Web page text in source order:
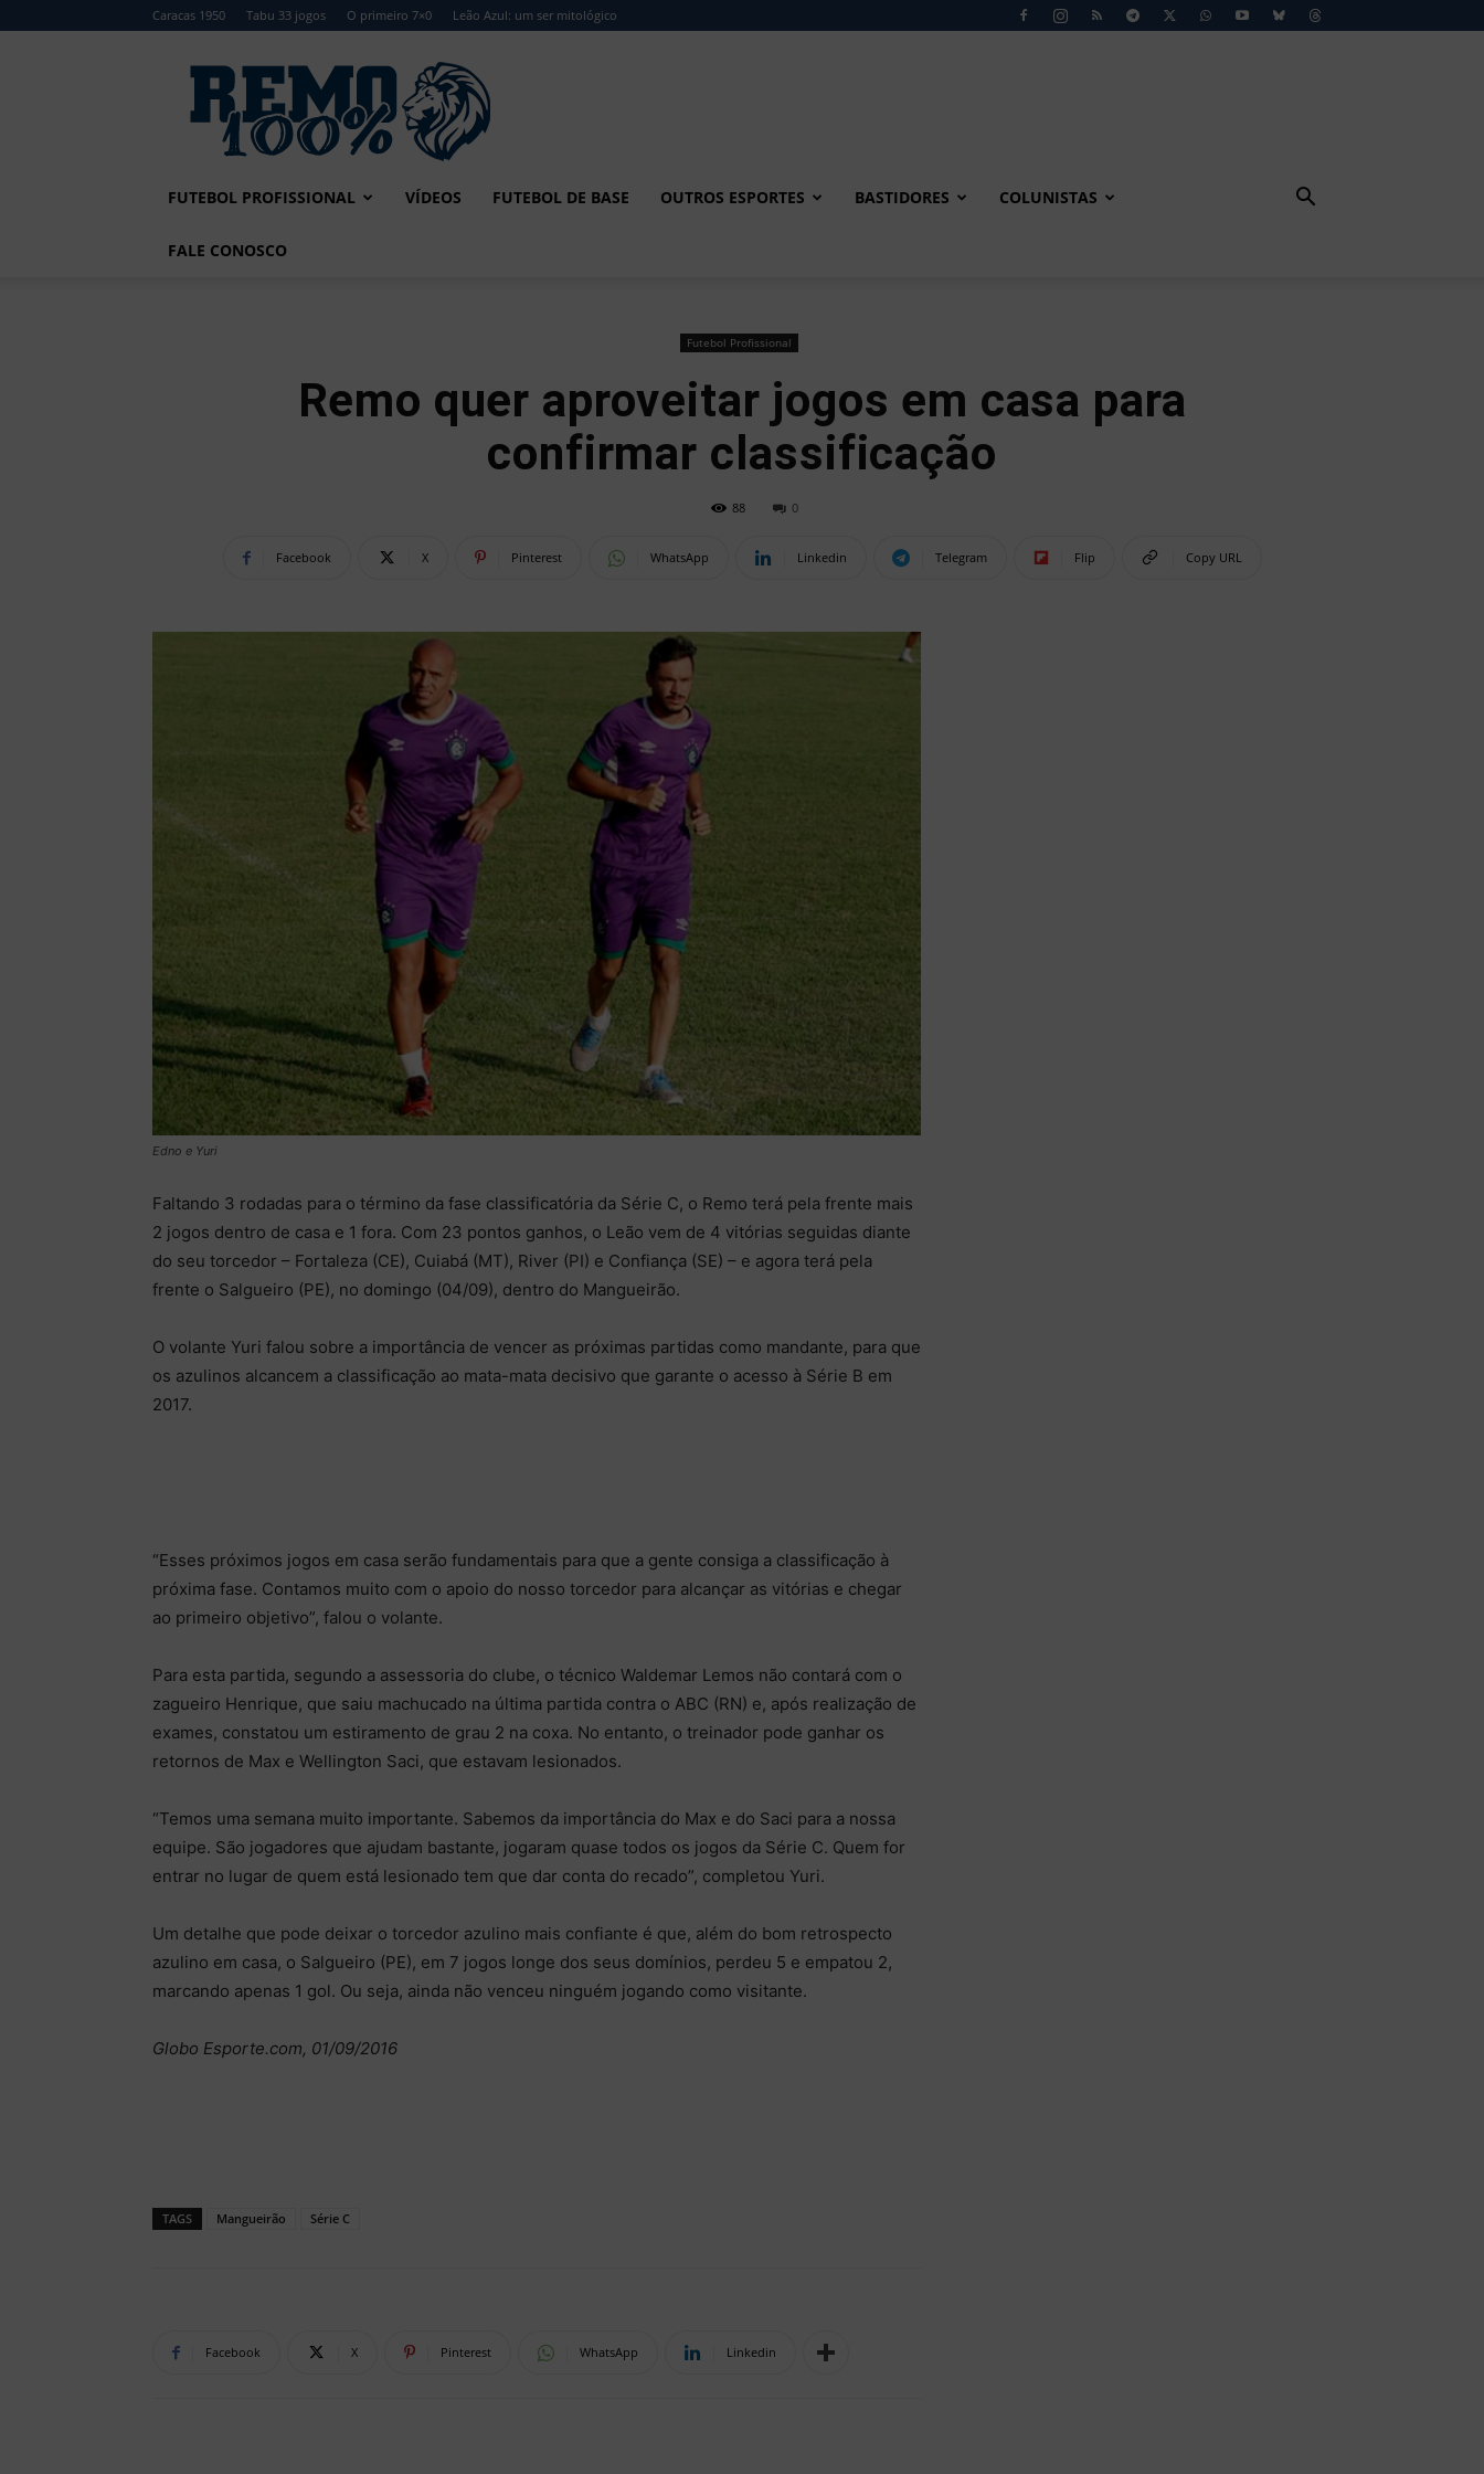
Caracas 1950 Tabu 33 jogos O primeiro 7×0 Leão Azul: um ser mitológico
Remo
FUTEBOL PROFISSIONAL VÍDEOS FUTEBOL DE BASE OUTROS ESPORTES BASTIDORES COLUNISTAS
FALE CONOSCO
Futebol Profissional
Remo quer aproveitar jogos em casa para
confirmar classificação
88 0
Facebook X Pinterest WhatsApp Linkedin Telegram Flip Copy URL
Edno e Yuri
Faltando 3 rodadas para o término da fase classificatória da Série C, o Remo terá pela frente mais
2 jogos dentro de casa e 1 fora. Com 23 pontos ganhos, o Leão vem de 4 vitórias seguidas diante
do seu torcedor – Fortaleza (CE), Cuiabá (MT), River (PI) e Confiança (SE) – e agora terá pela
frente o Salgueiro (PE), no domingo (04/09), dentro do Mangueirão.
O volante Yuri falou sobre a importância de vencer as próximas partidas como mandante, para que
os azulinos alcancem a classificação ao mata-mata decisivo que garante o acesso à Série B em
2017.
“Esses próximos jogos em casa serão fundamentais para que a gente consiga a classificação à
próxima fase. Contamos muito com o apoio do nosso torcedor para alcançar as vitórias e chegar
ao primeiro objetivo”, falou o volante.
Para esta partida, segundo a assessoria do clube, o técnico Waldemar Lemos não contará com o
zagueiro Henrique, que saiu machucado na última partida contra o ABC (RN) e, após realização de
exames, constatou um estiramento de grau 2 na coxa. No entanto, o treinador pode ganhar os
retornos de Max e Wellington Saci, que estavam lesionados.
“Temos uma semana muito importante. Sabemos da importância do Max e do Saci para a nossa
equipe. São jogadores que ajudam bastante, jogaram quase todos os jogos da Série C. Quem for
entrar no lugar de quem está lesionado tem que dar conta do recado”, completou Yuri.
Um detalhe que pode deixar o torcedor azulino mais confiante é que, além do bom retrospecto
azulino em casa, o Salgueiro (PE), em 7 jogos longe dos seus domínios, perdeu 5 e empatou 2,
marcando apenas 1 gol. Ou seja, ainda não venceu ninguém jogando como visitante.
Globo Esporte.com, 01/09/2016
TAGS Mangueirão Série C
Facebook X Pinterest WhatsApp Linkedin